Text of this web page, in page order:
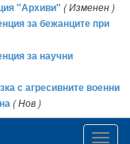
"Архиви" ( Изменен )
за бежанците при
за научни
с агресивните военни
( Нов )